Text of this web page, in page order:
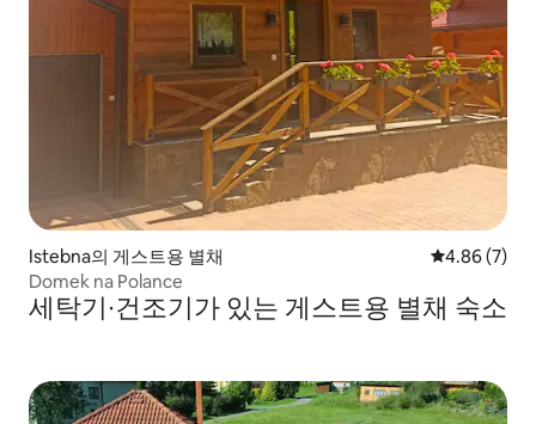
Istebna의 게스트용 별채 평점 4.86점
4.86 (7)
Domek na Polance
세탁기∙건조기가 있는 게스트용 별채 숙소